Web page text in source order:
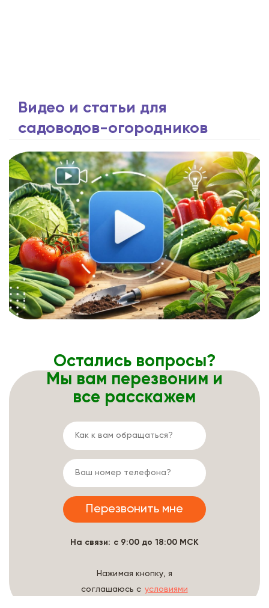
Видео и статьи для
садоводов-огородников
Остались вопросы?
Мы вам перезвоним и
все расскажем
На связи: с 9:00 до 18:00 МСК
Нажимая кнопку, я
соглашаюсь с условиями